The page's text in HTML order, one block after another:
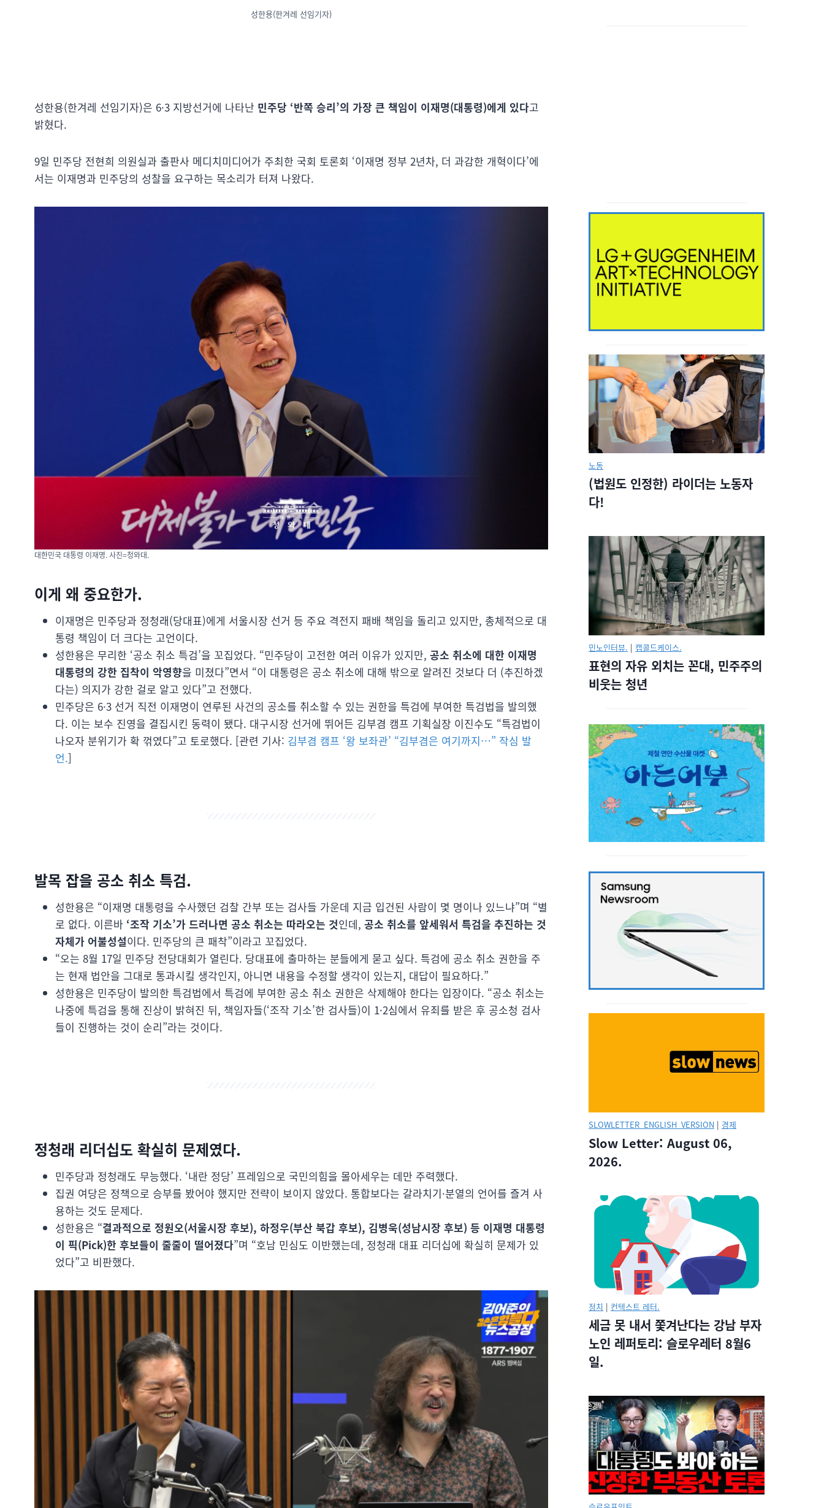
성한용(한겨레 선임기자)
성한용(한겨레 선임기자)은 6·3 지방선거에 나타난 민주당 ‘반쪽 승리’의 가장 큰 책임이 이재명(대통령)에게 있다고
밝혔다.
9일 민주당 전현희 의원실과 출판사 메디치미디어가 주최한 국회 토론회 ‘이재명 정부 2년차, 더 과감한 개혁이다’에
서는 이재명과 민주당의 성찰을 요구하는 목소리가 터져 나왔다.
대한민국 대통령 이재명. 사진=청와대.
이게 왜 중요한가.
이재명은 민주당과 정청래(당대표)에게 서울시장 선거 등 주요 격전지 패배 책임을 돌리고 있지만, 총체적으로 대
통령 책임이 더 크다는 고언이다.
성한용은 무리한 ‘공소 취소 특검’을 꼬집었다. “민주당이 고전한 여러 이유가 있지만, 공소 취소에 대한 이재명
대통령의 강한 집착이 악영향을 미쳤다”면서 “이 대통령은 공소 취소에 대해 밖으로 알려진 것보다 더 (추진하겠
다는) 의지가 강한 걸로 알고 있다”고 전했다.
민주당은 6·3 선거 직전 이재명이 연루된 사건의 공소를 취소할 수 있는 권한을 특검에 부여한 특검법을 발의했
다. 이는 보수 진영을 결집시킨 동력이 됐다. 대구시장 선거에 뛰어든 김부겸 캠프 기획실장 이진수도 “특검법이
나오자 분위기가 확 꺾였다”고 토로했다. [관련 기사: 김부겸 캠프 ‘왕 보좌관’ “김부겸은 여기까지…” 작심 발
언.]
발목 잡을 공소 취소 특검.
성한용은 “이재명 대통령을 수사했던 검찰 간부 또는 검사들 가운데 지금 입건된 사람이 몇 명이나 있느냐”며 “별
로 없다. 이른바 ‘조작 기소’가 드러나면 공소 취소는 따라오는 것인데, 공소 취소를 앞세워서 특검을 추진하는 것
자체가 어불성설이다. 민주당의 큰 패착”이라고 꼬집었다.
“오는 8월 17일 민주당 전당대회가 열린다. 당대표에 출마하는 분들에게 묻고 싶다. 특검에 공소 취소 권한을 주
는 현재 법안을 그대로 통과시킬 생각인지, 아니면 내용을 수정할 생각이 있는지, 대답이 필요하다.”
성한용은 민주당이 발의한 특검법에서 특검에 부여한 공소 취소 권한은 삭제해야 한다는 입장이다. “공소 취소는
나중에 특검을 통해 진상이 밝혀진 뒤, 책임자들(‘조작 기소’한 검사들)이 1·2심에서 유죄를 받은 후 공소청 검사
들이 진행하는 것이 순리”라는 것이다.
정청래 리더십도 확실히 문제였다.
민주당과 정청래도 무능했다. ‘내란 정당’ 프레임으로 국민의힘을 몰아세우는 데만 주력했다.
집권 여당은 정책으로 승부를 봤어야 했지만 전략이 보이지 않았다. 통합보다는 갈라치기·분열의 언어를 즐겨 사
용하는 것도 문제다.
성한용은 “결과적으로 정원오(서울시장 후보), 하정우(부산 북갑 후보), 김병욱(성남시장 후보) 등 이재명 대통령
이 픽(Pick)한 후보들이 줄줄이 떨어졌다”며 “호남 민심도 이반했는데, 정청래 대표 리더십에 확실히 문제가 있
었다”고 비판했다.
노동
(법원도 인정한) 라이더는 노동자
다!
민노인터뷰. | 캡콜드케이스.
표현의 자유 외치는 꼰대, 민주주의
비웃는 청년
SLOWLETTER_ENGLISH_VERSION | 경제
Slow Letter: August 06,
2026.
정치 | 컨텍스트 레터.
세금 못 내서 쫓겨난다는 강남 부자
노인 레퍼토리: 슬로우레터 8월6
일.